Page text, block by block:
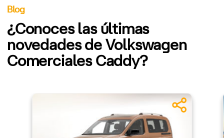
Blog
¿Conoces las últimas
novedades de Volkswagen
Comerciales Caddy?